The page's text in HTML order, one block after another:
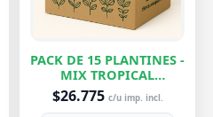
PACK DE 15 PLANTINES -
MIX TROPICAL
EXCLUSIVOS
$26.775 c/u imp. incl.